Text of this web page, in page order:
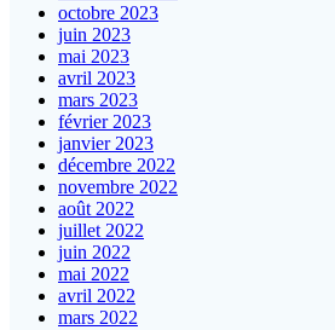
octobre 2023
juin 2023
mai 2023
avril 2023
mars 2023
février 2023
janvier 2023
décembre 2022
novembre 2022
août 2022
juillet 2022
juin 2022
mai 2022
avril 2022
mars 2022